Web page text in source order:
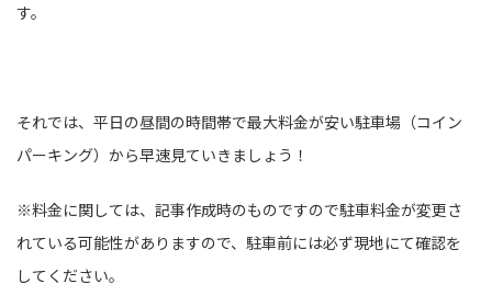
す。
それでは、平日の昼間の時間帯で最大料金が安い駐車場（コイン
パーキング）から早速見ていきましょう！
※料金に関しては、記事作成時のものですので駐車料金が変更さ
れている可能性がありますので、駐車前には必ず現地にて確認を
してください。